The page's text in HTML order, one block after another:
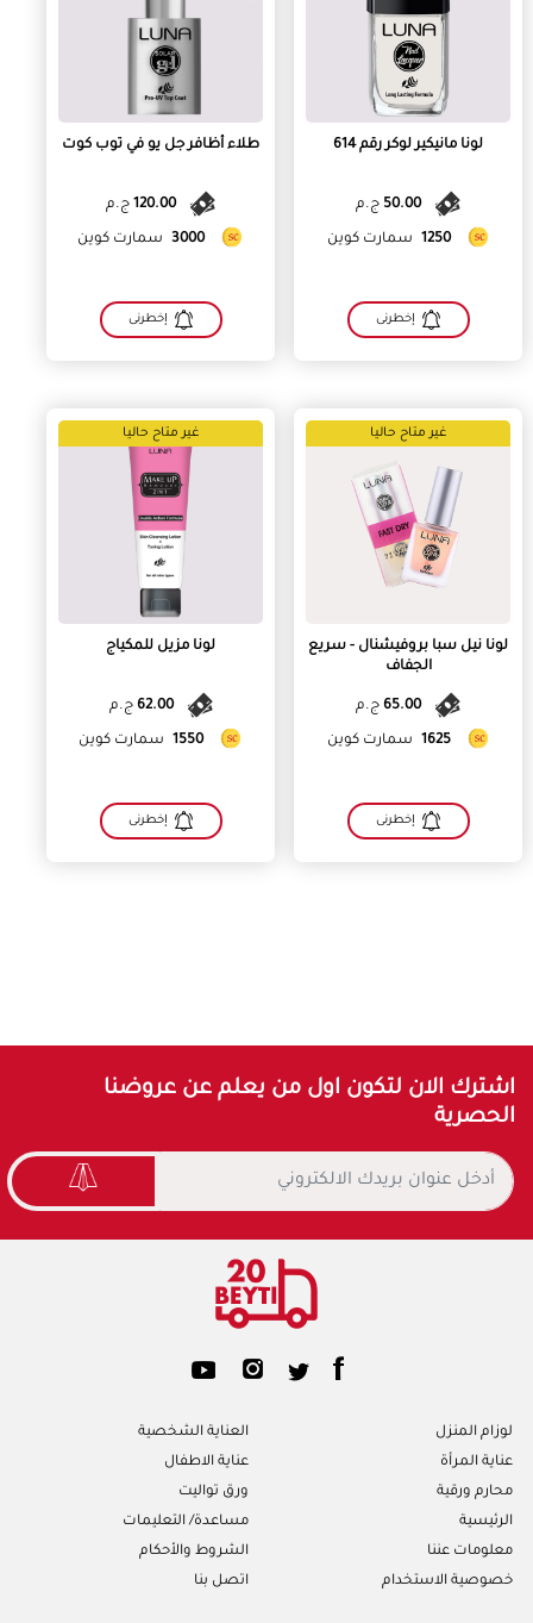
لونا مانيكير لوكر رقم 614
50.00 ج.م
1250 سمارت كوين
إخطرنى
طلاء أظافر جل يو في توب كوت
120.00 ج.م
3000 سمارت كوين
إخطرنى
غير متاح حاليا
لونا نيل سبا بروفيشنال - سريع
الجفاف
65.00 ج.م
1625 سمارت كوين
إخطرنى
غير متاح حاليا
لونا مزيل للمكياج
62.00 ج.م
1550 سمارت كوين
إخطرنى
اشترك الان لتكون اول من يعلم عن عروضنا
الحصرية
لوزام المنزل
العناية الشخصية
عناية المرأة
عناية الاطفال
محارم ورقية
ورق تواليت
الرئيسية
مساعدة/ التعليمات
معلومات عننا
الشروط والأحكام
خصوصية الاستخدام
اتصل بنا